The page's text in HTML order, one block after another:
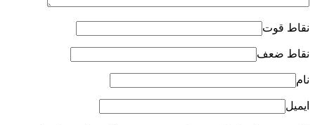
نقاط قوت
نقاط ضعف
نام
ایمیل